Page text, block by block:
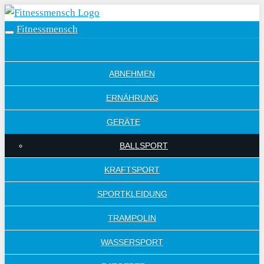
Skip
to
content
Toggle
Fitnessmensch
ITEM
ABNEHMEN
ERNÄHRUNG
GERÄTE
BALLSPORT
KRAFTSPORT
SPORTKLEIDUNG
TRAMPOLIN
WASSERSPORT